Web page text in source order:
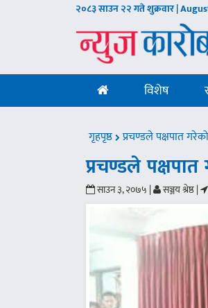
२०८३ साउन २२ गते शुक्रवार |
विशेष
गृहपृष्ठ प्रचण्डले पक्षपात
प्रचण्डले
साउन ३, २०७५ | सञ्जय श्रेष्ठ |